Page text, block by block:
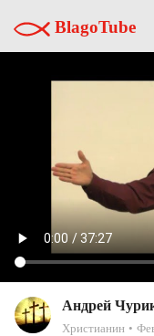
BlagoTube
Андрей
Христианин